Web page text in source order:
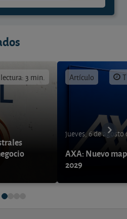
3 min. Artículo
jueves, 6 de agosto
AXA: Nuevo
2029